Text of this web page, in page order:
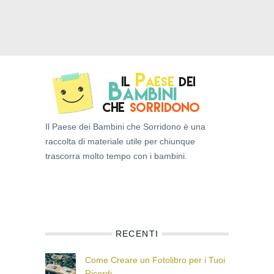
Il Paese dei Bambini che Sorridono è una
raccolta di materiale utile per chiunque
trascorra molto tempo con i bambini.
RECENTI
Come Creare un Fotolibro per i Tuoi